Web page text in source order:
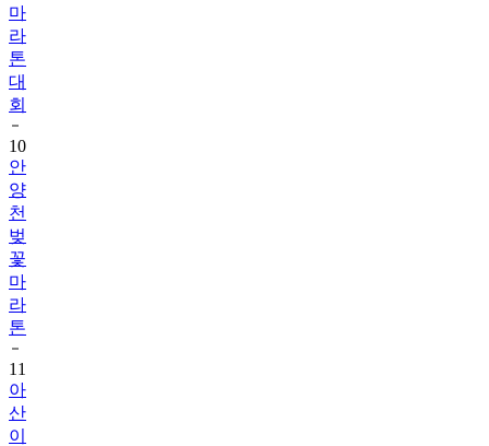
마
라
톤
대
회
10
안
양
천
벚
꽃
마
라
톤
11
아
산
이